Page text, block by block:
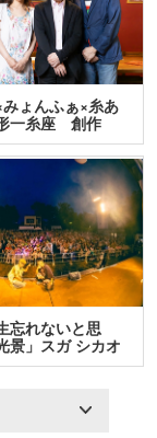
ょんふぁ×糸あ
一糸座 創作
忘れないと思
景」スガ シカオ